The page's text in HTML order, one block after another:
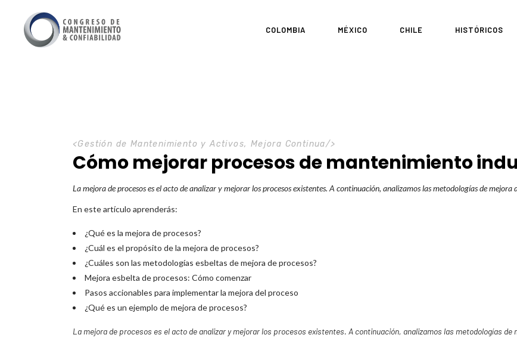
COLOMBIA MÉXICO CHILE HISTÓRICOS
<Gestión de Mantenimiento y Activos, Mejora Continua/>
Cómo mejorar procesos de mantenimiento
La mejora de procesos es el acto de analizar y mejorar los procesos existentes. A continuación, analizamos las metodologías de mejora
En este artículo aprenderás:
¿Qué es la mejora de procesos?
¿Cuál es el propósito de la mejora de procesos?
¿Cuáles son las metodologías esbeltas de mejora de procesos?
Mejora esbelta de procesos: Cómo comenzar
Pasos accionables para implementar la mejora del proceso
¿Qué es un ejemplo de mejora de procesos?
La mejora de procesos es el acto de analizar y mejorar los procesos existentes. A continuación, analizamos las metodologías de